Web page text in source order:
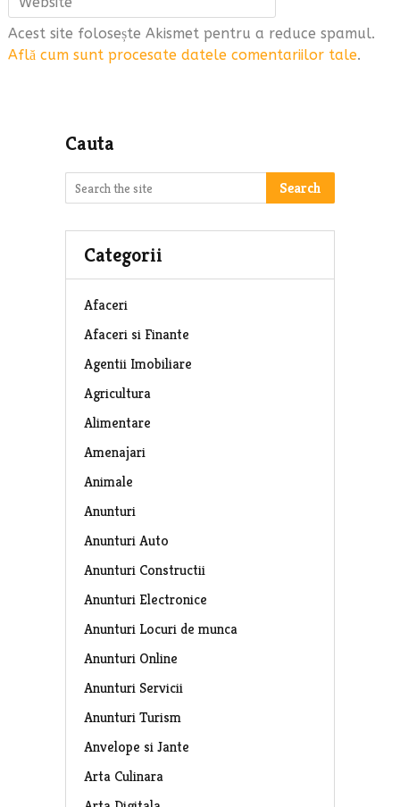
Acest site folosește Akismet pentru a reduce spamul.
Află cum sunt procesate datele comentariilor tale.
Cauta
Search
Categorii
Afaceri
Afaceri si Finante
Agentii Imobiliare
Agricultura
Alimentare
Amenajari
Animale
Anunturi
Anunturi Auto
Anunturi Constructii
Anunturi Electronice
Anunturi Locuri de munca
Anunturi Online
Anunturi Servicii
Anunturi Turism
Anvelope si Jante
Arta Culinara